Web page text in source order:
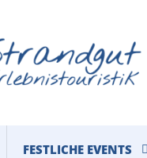
FESTLICHE EVENTS